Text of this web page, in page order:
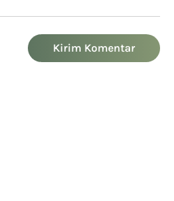
Kirim Komentar